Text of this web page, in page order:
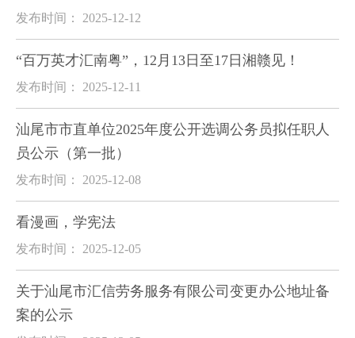
发布时间： 2025-12-12
“百万英才汇南粤”，12月13日至17日湘赣见！
发布时间： 2025-12-11
汕尾市市直单位2025年度公开选调公务员拟任职人
员公示（第一批）
发布时间： 2025-12-08
看漫画，学宪法
发布时间： 2025-12-05
关于汕尾市汇信劳务服务有限公司变更办公地址备
案的公示